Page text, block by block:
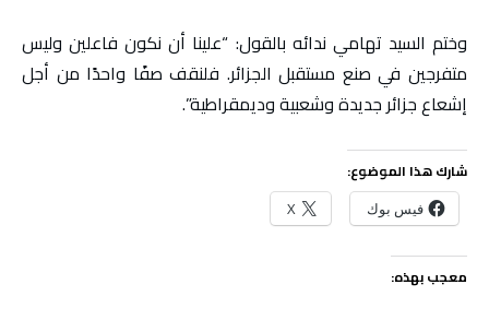
وختم السيد تهامي ندائه بالقول: “علينا أن نكون فاعلين وليس
متفرجين في صنع مستقبل الجزائر. فلنقف صفًا واحدًا من أجل
إشعاع جزائر جديدة وشعبية وديمقراطية”.
شارك هذا الموضوع:
فيس بوك X
معجب بهذه: